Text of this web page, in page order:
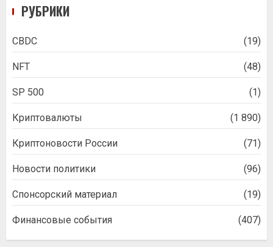
РУБРИКИ
CBDC (19)
NFT (48)
SP 500 (1)
Криптовалюты (1 890)
Криптоновости России (71)
Новости политики (96)
Спонсорский материал (19)
Финансовые события (407)